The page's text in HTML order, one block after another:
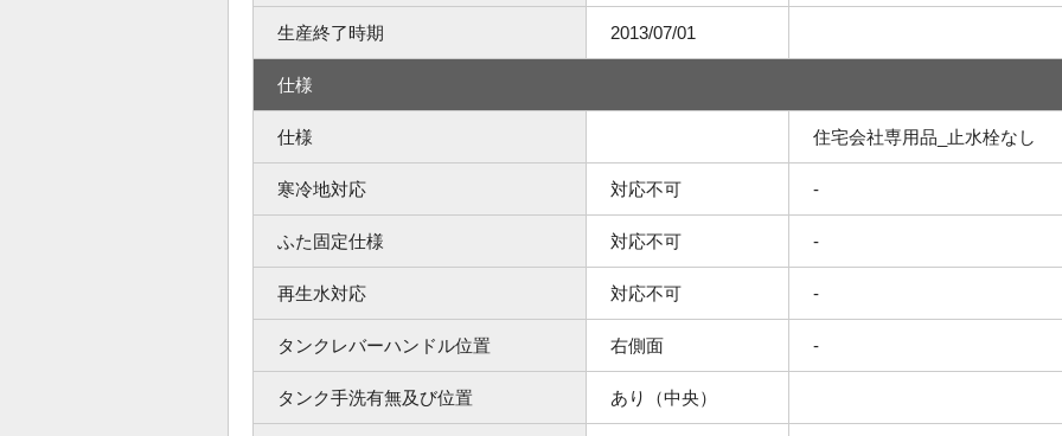
生産終了時期 2013/07/01
仕様
仕様 住宅会社専用品_止水栓なし
寒冷地対応 対応不可 -
ふた固定仕様 対応不可 -
再生水対応 対応不可 -
タンクレバーハンドル位置 右側面 -
タンク手洗有無及び位置 あり（中央）